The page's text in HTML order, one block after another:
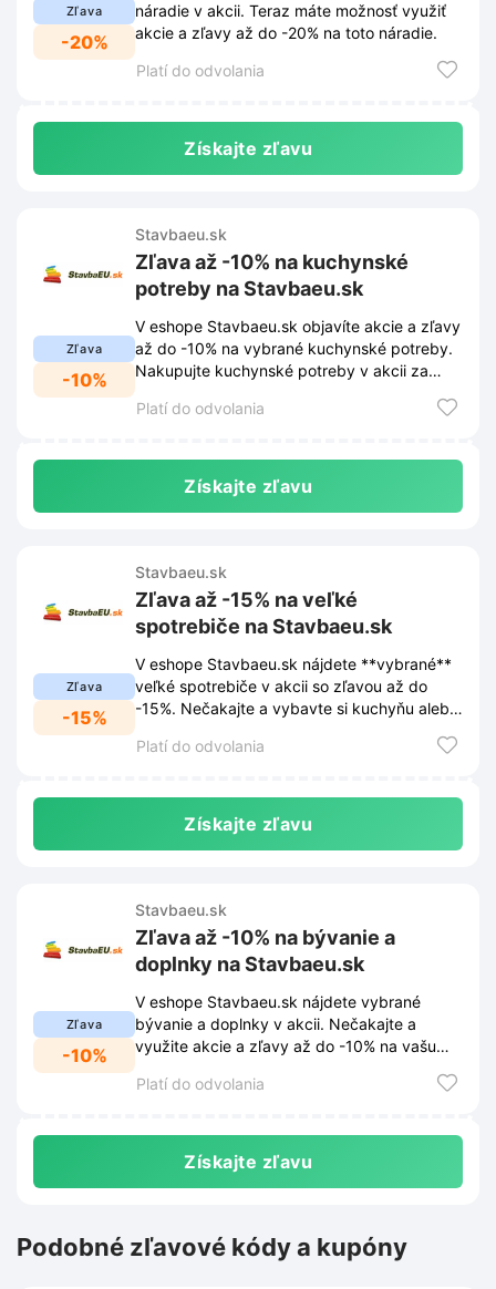
Zľava
-20%
náradie v akcii. Teraz máte možnosť využiť
akcie a zľavy až do -20% na toto náradie.
Platí do odvolania
Získajte zľavu
Zľava
-10%
Stavbaeu.sk
Zľava až -10% na kuchynské
potreby na Stavbaeu.sk
V eshope Stavbaeu.sk objavíte akcie a zľavy
až do -10% na vybrané kuchynské potreby.
Nakupujte kuchynské potreby v akcii za
Platí do odvolania
Získajte zľavu
Zľava
-15%
Stavbaeu.sk
Zľava až -15% na veľké
spotrebiče na Stavbaeu.sk
V eshope Stavbaeu.sk nájdete **vybrané**
veľké spotrebiče v akcii so zľavou až do
-15%. Nečakajte a vybavte si kuchyňu alebo
Platí do odvolania
Získajte zľavu
Zľava
-10%
Stavbaeu.sk
Zľava až -10% na bývanie a
doplnky na Stavbaeu.sk
V eshope Stavbaeu.sk nájdete vybrané
bývanie a doplnky v akcii. Nečakajte a
využite akcie a zľavy až do -10% na vašu
Platí do odvolania
Získajte zľavu
Podobné zľavové kódy a kupóny